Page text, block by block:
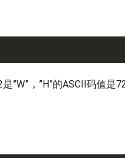
”W”，”H”的ASCII码值是